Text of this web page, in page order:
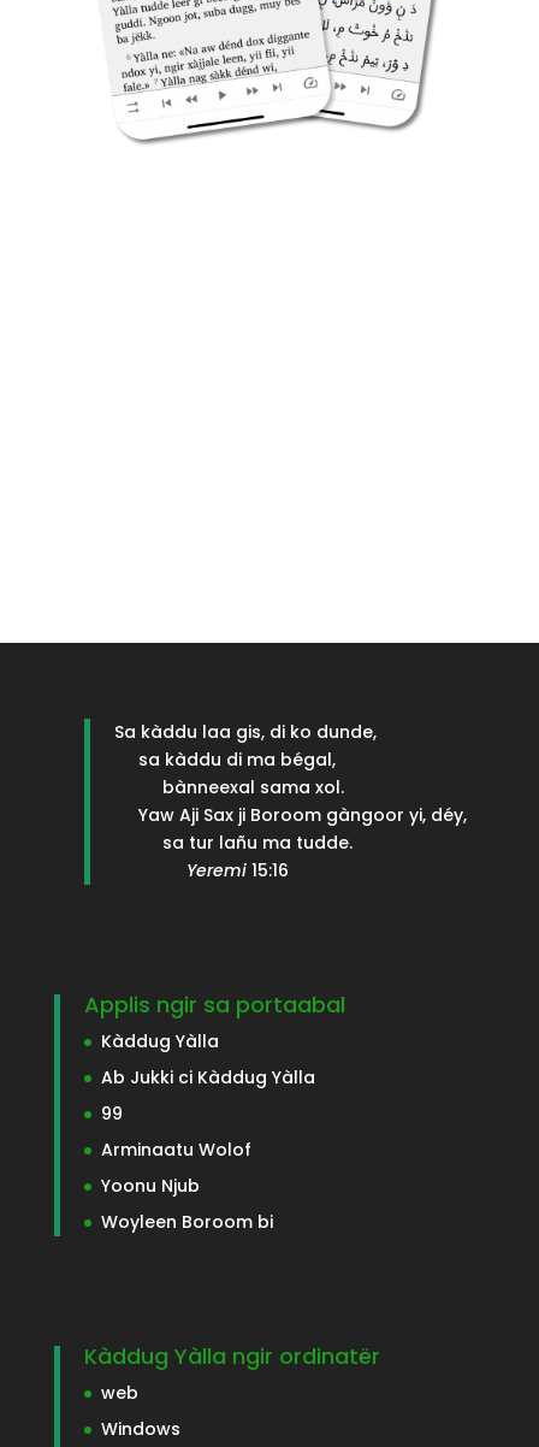
Sa kàddu laa gis, di ko dunde,
sa kàddu di ma bégal,
bànneexal sama xol.
Yaw Aji Sax ji Boroom gàngoor yi, déy,
sa tur lañu ma tudde.
Applis ngir sa portaabal
Kàddug Yàlla